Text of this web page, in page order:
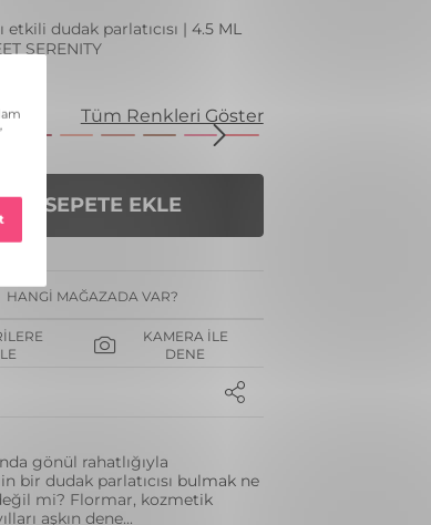
etkili dudak parlatıcısı | 4.5 ML
SERENITY
Tüm Renkleri Göster
SEPETE EKLE
HANGI MAĞAZADA VAR?
KAMERA İLE
DENE
gönül rahatlığıyla
bir dudak parlatıcısı bulmak ne
mi? Flormar, kozmetik
aşkın dene...